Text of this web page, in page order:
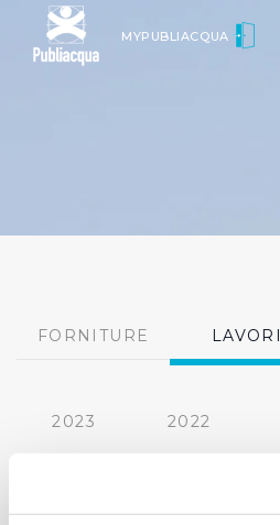
MYPUBLIACQUA
FORNITURE LAVORI
2023 2022
2015 2014